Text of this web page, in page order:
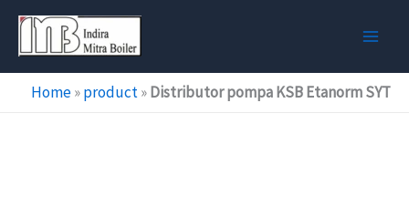
Skip
content
Home»product»Distributor pompa KSB Etanorm SYT